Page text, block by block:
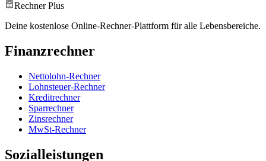
Rechner Plus
Deine kostenlose Online-Rechner-Plattform für alle Lebensbereiche.
Finanzrechner
Nettolohn-Rechner
Lohnsteuer-Rechner
Kreditrechner
Sparrechner
Zinsrechner
MwSt-Rechner
Sozialleistungen